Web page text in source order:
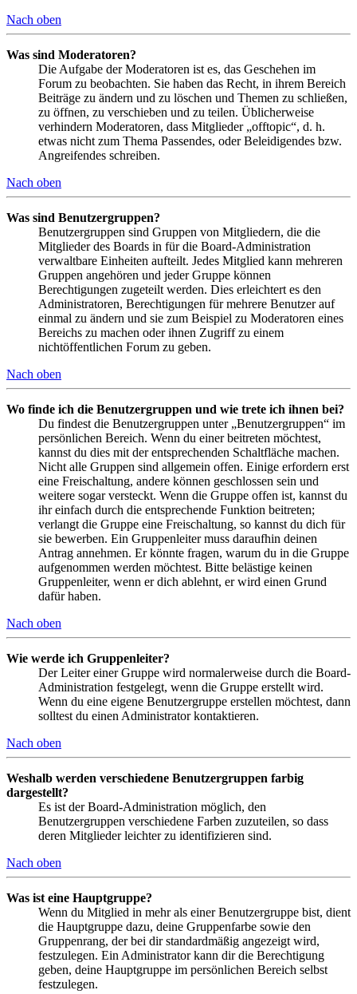
Nach oben
Was sind Moderatoren?
Die Aufgabe der Moderatoren ist es, das Geschehen im
Forum zu beobachten. Sie haben das Recht, in ihrem Bereich
Beiträge zu ändern und zu löschen und Themen zu schließen,
zu öffnen, zu verschieben und zu teilen. Üblicherweise
verhindern Moderatoren, dass Mitglieder „offtopic“, d. h.
etwas nicht zum Thema Passendes, oder Beleidigendes bzw.
Angreifendes schreiben.
Nach oben
Was sind Benutzergruppen?
Benutzergruppen sind Gruppen von Mitgliedern, die die
Mitglieder des Boards in für die Board-Administration
verwaltbare Einheiten aufteilt. Jedes Mitglied kann mehreren
Gruppen angehören und jeder Gruppe können
Berechtigungen zugeteilt werden. Dies erleichtert es den
Administratoren, Berechtigungen für mehrere Benutzer auf
einmal zu ändern und sie zum Beispiel zu Moderatoren eines
Bereichs zu machen oder ihnen Zugriff zu einem
nichtöffentlichen Forum zu geben.
Nach oben
Wo finde ich die Benutzergruppen und wie trete ich ihnen bei?
Du findest die Benutzergruppen unter „Benutzergruppen“ im
persönlichen Bereich. Wenn du einer beitreten möchtest,
kannst du dies mit der entsprechenden Schaltfläche machen.
Nicht alle Gruppen sind allgemein offen. Einige erfordern erst
eine Freischaltung, andere können geschlossen sein und
weitere sogar versteckt. Wenn die Gruppe offen ist, kannst du
ihr einfach durch die entsprechende Funktion beitreten;
verlangt die Gruppe eine Freischaltung, so kannst du dich für
sie bewerben. Ein Gruppenleiter muss daraufhin deinen
Antrag annehmen. Er könnte fragen, warum du in die Gruppe
aufgenommen werden möchtest. Bitte belästige keinen
Gruppenleiter, wenn er dich ablehnt, er wird einen Grund
dafür haben.
Nach oben
Wie werde ich Gruppenleiter?
Der Leiter einer Gruppe wird normalerweise durch die Board-
Administration festgelegt, wenn die Gruppe erstellt wird.
Wenn du eine eigene Benutzergruppe erstellen möchtest, dann
solltest du einen Administrator kontaktieren.
Nach oben
Weshalb werden verschiedene Benutzergruppen farbig
dargestellt?
Es ist der Board-Administration möglich, den
Benutzergruppen verschiedene Farben zuzuteilen, so dass
deren Mitglieder leichter zu identifizieren sind.
Nach oben
Was ist eine Hauptgruppe?
Wenn du Mitglied in mehr als einer Benutzergruppe bist, dient
die Hauptgruppe dazu, deine Gruppenfarbe sowie den
Gruppenrang, der bei dir standardmäßig angezeigt wird,
festzulegen. Ein Administrator kann dir die Berechtigung
geben, deine Hauptgruppe im persönlichen Bereich selbst
festzulegen.